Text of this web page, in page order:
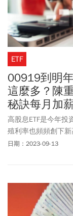
ETF
00919到明
這麼多？陳
秘訣每月加
高股息ETF是今年投
殖利率也頻頻創下
該要怎樣計算呢？
日期：2023-09-13